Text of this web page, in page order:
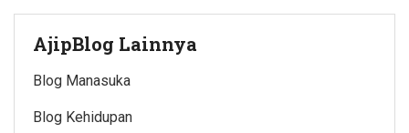
AjipBlog Lainnya
Blog Manasuka
Blog Kehidupan